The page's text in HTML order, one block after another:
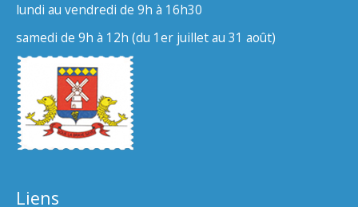
lundi au vendredi de 9h à 16h30
samedi de 9h à 12h (du 1er juillet au 31 août)
Liens